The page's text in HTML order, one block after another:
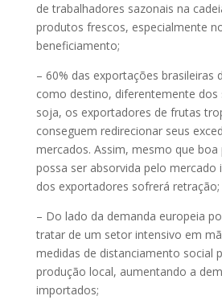
de trabalhadores sazonais na
produtos frescos, especialmente
beneficiamento;
– 60% das exportações brasileiras
como destino, diferentemente dos
soja, os exportadores de frutas
conseguem redirecionar seus
mercados. Assim, mesmo que
possa ser absorvida pelo mercado
dos exportadores sofrerá retração;
– Do lado da demanda europeia
tratar de um setor intensivo em
medidas de distanciamento social
produção local, aumentando a
importados;